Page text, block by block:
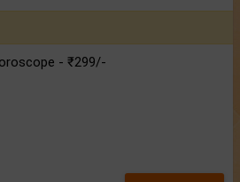
- ₹299/-